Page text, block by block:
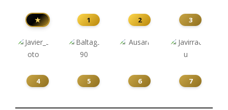
★ 1 2 3
4 5 6 7